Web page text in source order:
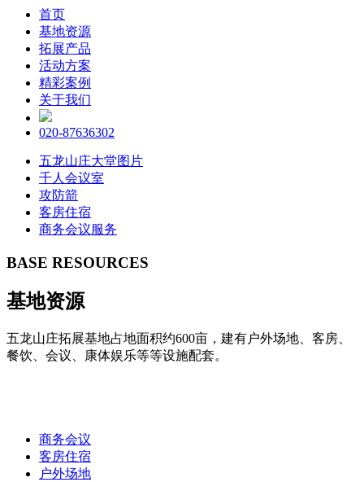
首页
基地资源
拓展产品
活动方案
精彩案例
关于我们
020-87636302
五龙山庄大堂图片
千人会议室
攻防箭
客房住宿
商务会议服务
BASE RESOURCES
基地资源
五龙山庄拓展基地占地面积约600亩，建有户外场地、客房、
餐饮、会议、康体娱乐等等设施配套。
商务会议
客房住宿
户外场地